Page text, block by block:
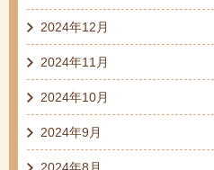
2024年12月
2024年11月
2024年10月
2024年9月
2024年8月